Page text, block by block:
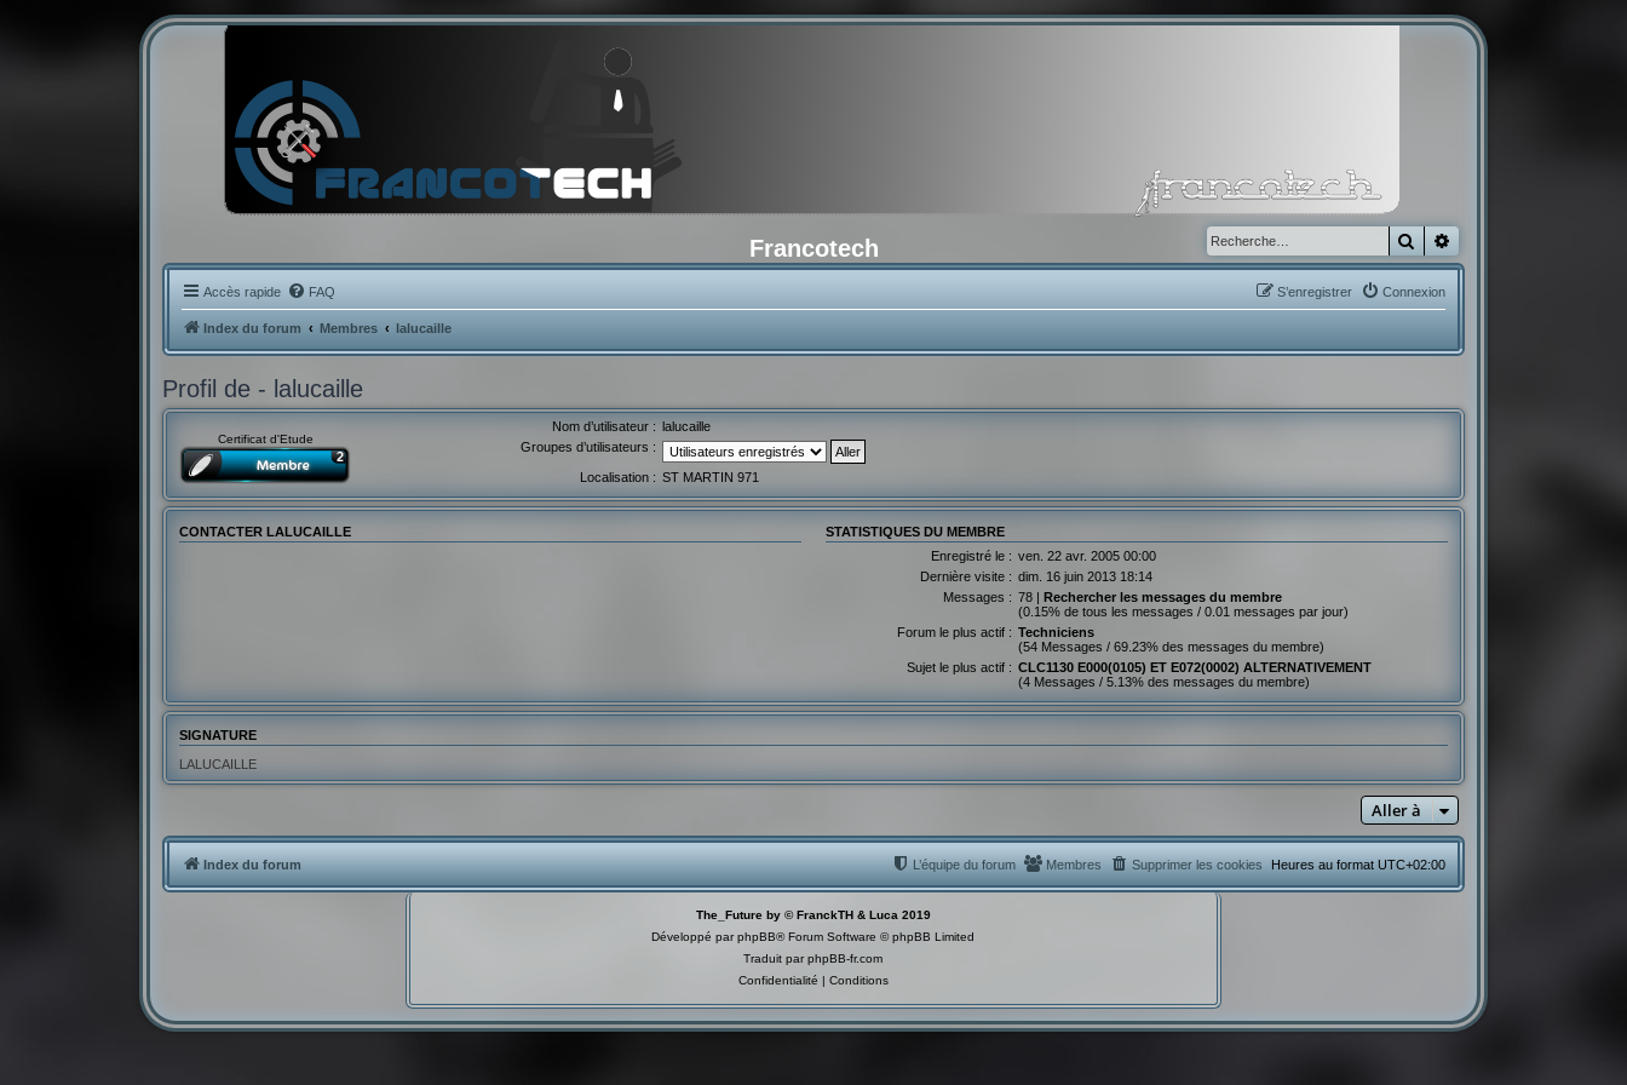
Francotech Rechercher
Accès rapide FAQ Connexion
S’enregistrer
Index du forum Membres lalucaille
Profil de - lalucaille
Certificat d'Etude
Nom d’utilisateur :
lalucaille
Groupes d’utilisateurs :
Localisation : ST MARTIN 971
CONTACTER LALUCAILLE
STATISTIQUES DU MEMBRE
Enregistré le : ven. 22 avr. 2005 00:00
Dernière visite : dim. 16 juin 2013 18:14
Messages : 78 |Rechercher les messages du membre
(0.15% de tous les messages / 0.01 messages par jour)
Forum le plus actif : Techniciens
(54 Messages / 69.23% des messages du membre)
Sujet le plus actif : CLC1130 E000(0105) ET E072(0002) ALTERNATIVEMENT
(4 Messages / 5.13% des messages du membre)
SIGNATURE
LALUCAILLE
Aller à
Index du forum Heures au format UTC+02:00
Supprimer les cookies
Membres
L’équipe du forum
The_Future by © FranckTH & Luca 2019
Développé parphpBB® Forum Software © phpBB Limited
Traduit parphpBB-fr.com
Confidentialité | Conditions